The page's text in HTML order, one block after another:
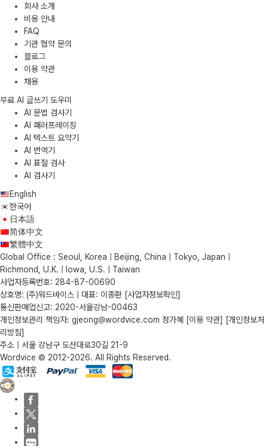
회사 소개
비용 안내
FAQ
기관 협약 문의
블로그
이용 약관
채용
무료 AI 글쓰기 도우미
AI 문법 검사기
AI 패러프레이징
AI 텍스트 요약기
AI 번역기
AI 표절 검사
AI 검사기
English
한국어
日本語
简体中文
繁體中文
Global Office : Seoul, Korea | Beijing, China | Tokyo, Japan |
Richmond, U.K. | Iowa, U.S. | Taiwan
사업자등록번호: 284-87-00690
상호명: (주)워드바이스 | 대표: 이종환 [사업자정보확인]
통신판매업신고: 2020-서울강남-00463
개인정보관리 책임자: gjeong@wordvice.com 정가혜 [이용 약관] [개인정보처
리방침]
주소 | 서울 강남구 도산대로30길 21-9
Wordvice © 2012-2026. All Rights Reserved.